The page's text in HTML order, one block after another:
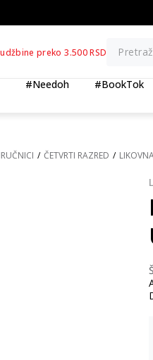
preko 3.500 RSD
#Needoh #BookTok
ČETVRTI RAZRED